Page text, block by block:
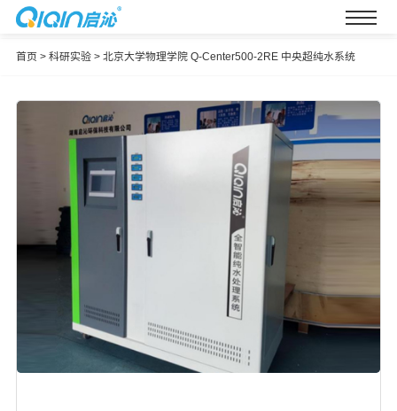
首页 > 科研实验> 北京大学物理学院 Q-Center500-2RE 中央超纯水系统